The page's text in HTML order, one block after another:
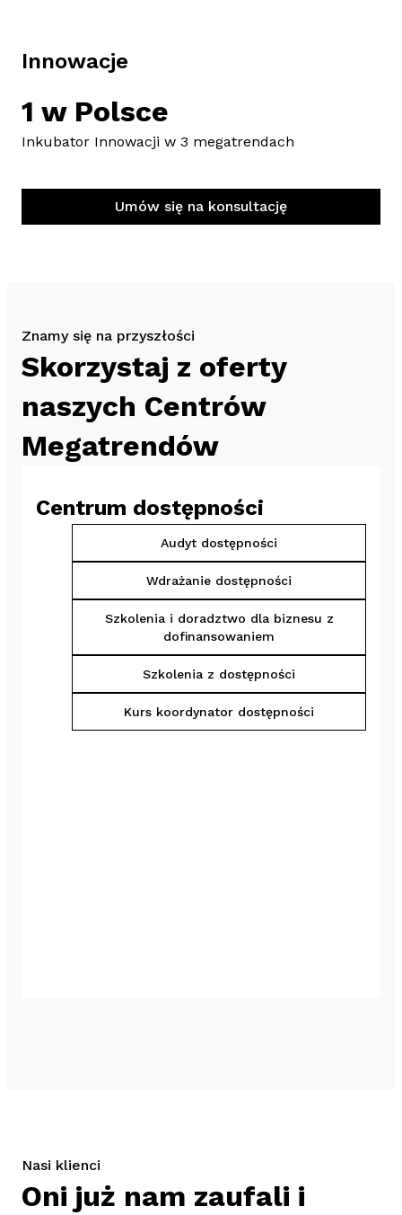
Innowacje
1 w Polsce
Inkubator Innowacji w 3 megatrendach
Umów się na konsultację
Znamy się na przyszłości
Skorzystaj z oferty
naszych Centrów
Megatrendów
Centrum dostępności
Audyt dostępności
Wdrażanie dostępności
Szkolenia i doradztwo dla biznesu z
dofinansowaniem
Szkolenia z dostępności
Kurs koordynator dostępności
Nasi klienci
Oni już nam zaufali i